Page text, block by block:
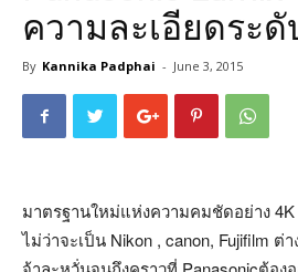
ความละเอียดระดั
By Kannika Padphai - June 3, 2015
มาตรฐานใหม่แห่งความคมชัดอย่าง
ไม่ว่าจะเป็น Nikon , canon, Fujifilm